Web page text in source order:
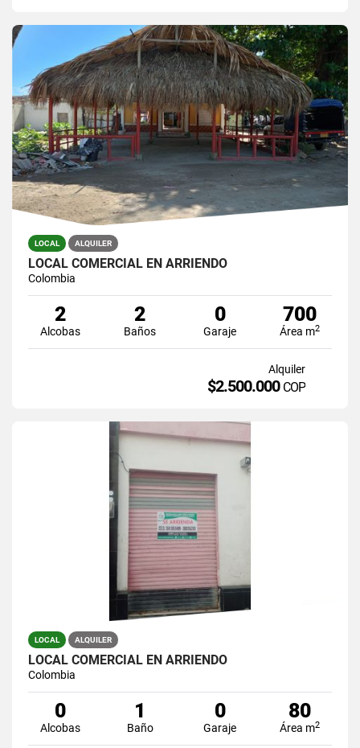
LOCAL ALQUILER
LOCAL COMERCIAL EN ARRIENDO
Colombia
2
Alcobas
2
Baños
0
Garaje
700
Área m2
Alquiler
$2.500.000 COP
LOCAL ALQUILER
LOCAL COMERCIAL EN ARRIENDO
Colombia
0
Alcobas
1
Baño
0
Garaje
80
Área m2